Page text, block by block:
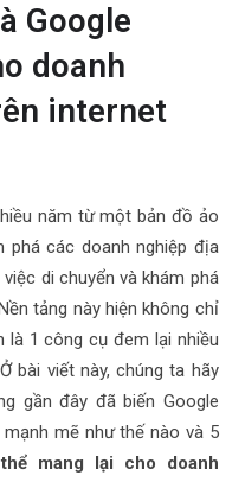
Google
doanh
internet
năm từ một bản đồ ảo
phá các doanh nghiệp địa
di chuyển và khám phá
tảng này hiện không chỉ
1 công cụ đem lại nhiều
bài viết này, chúng ta hãy
gần đây đã biến Google
mẽ như thế nào và 5
mang lại cho doanh